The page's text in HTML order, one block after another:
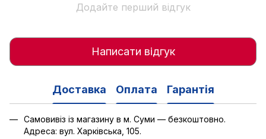
Додайте перший відгук
Написати відгук
Доставка Оплата Гарантія
Самовивіз із магазину в м. Суми — безкоштовно.
Адреса: вул. Харківська, 105.